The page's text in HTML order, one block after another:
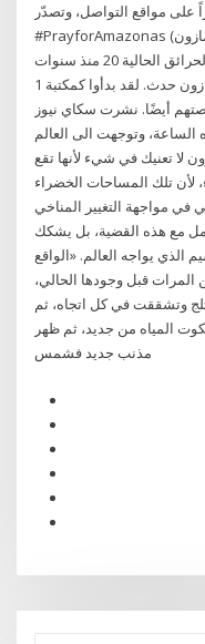
على مواقع التواصل، وتصدّر
#PrayforAmazonas (صلّوا من أجل الأمازون) الوسوم على تويتر، لكن
الحملة شهدت أيضاً نشر صور لا علاقة لها بالحرائق الحالية 20 منذ سنوات
هذا الشهر ، الأمازون حدث. لقد بدأوا كمكتبة 1st عبر الإنترنت وتوسعوا
أيضًا. نشرت سكاي نيوز
وتوجهت الى العالم
لا تعنيك في شيء لأنها تقع
لأن تلك المساحات الخضراء
في مواجهة التغيير المناخي
مع هذه القضية، بل يشكك
الذي يواجه العالم. «الواقع
المرات قبل وجودها الحالي،
وتشققت في كل اتجاه، ثم
المياه من جديد، ثم ظهر
مذنب جديد فشمس